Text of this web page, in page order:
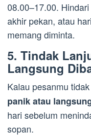
08.00–17.00.
akhir pekan, atau
memang diminta.
5. Tindak
Langsung
Kalau pesanmu
panik atau
hari sebelum
sopan.